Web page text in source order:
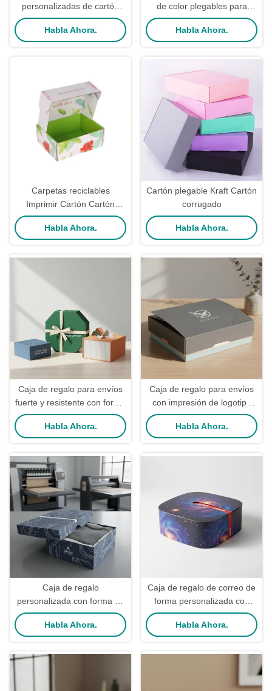
personalizadas de cartón
reciclado Kraft para el
embalaje de ropa de ropa
Habla Ahora.
de color plegables para
maquillaje 6x4x3
Habla Ahora.
Carpetas reciclables
Imprimir Cartón Cartón
Cartón de regalo con
logotipo Cartón cartón de
Habla Ahora.
Cartón plegable Kraft Cartón
corrugado
Habla Ahora.
Caja de regalo para envíos
fuerte y resistente con forma
personalizada disponible en
pedidos a granel para
Habla Ahora.
Caja de regalo para envíos
con impresión de logotipo
personalizada y forma
personalizada para un
Habla Ahora.
Caja de regalo
personalizada con forma de
correo con cremallera
desmontable y equipo de
embalaje de ropa
Habla Ahora.
Caja de regalo de correo de
forma personalizada con
impresión avanzada y cierre
desmontable para un
Habla Ahora.